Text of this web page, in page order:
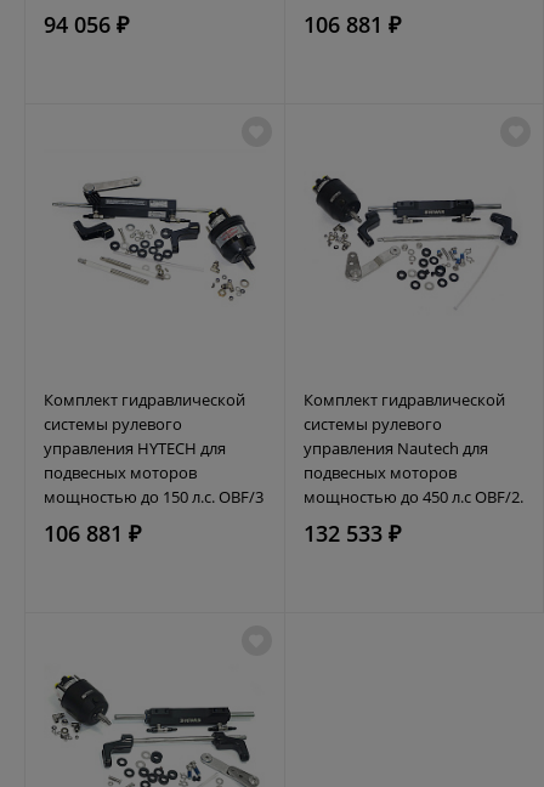
94 056 ₽ 106 881 ₽
Комплект гидравлической
системы рулевого
управления HYTECH для
подвесных моторов
мощностью до 150 л.с. OBF/3
106 881 ₽
Комплект гидравлической
системы рулевого
управления Nautech для
подвесных моторов
мощностью до 450 л.с OBF/2.
132 533 ₽